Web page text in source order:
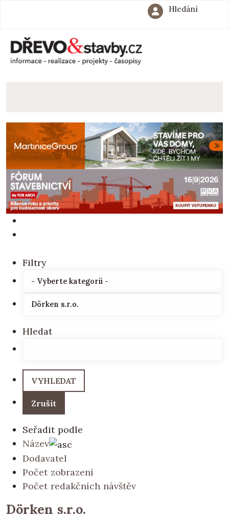
Hledání
Filtry
Hledat
Seřadit podle
Název
Dodavatel
Počet zobrazení
Počet redakčních návštěv
Dörken s.r.o.